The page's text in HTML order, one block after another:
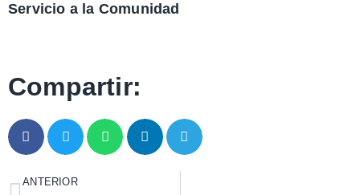
Servicio a la Comunidad
Compartir:
ANTERIOR